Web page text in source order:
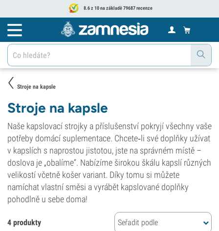
8.6 z 10 na základě 79687 recenze
Stroje na kapsle
Stroje na kapsle
Naše kapslovací strojky a příslušenství pokryjí všechny vaše
potřeby domácí suplementace. Chcete‑li své doplňky užívat
v kapslích s naprostou jistotou, jste na správném místě –
doslova je „obalíme“. Nabízíme širokou škálu kapslí různých
velikostí včetně košer variant. Díky tomu si můžete
namíchat vlastní směsi a vyrábět kapslované doplňky
pohodlně u sebe doma!
4 produkty Seřadit podle